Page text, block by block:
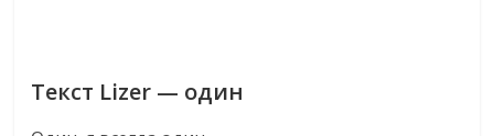
Текст Lizer — один